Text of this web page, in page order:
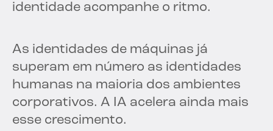
identidade acompanhe o ritmo.
As identidades de máquinas já
superam em número as identidades
humanas na maioria dos ambientes
corporativos. A IA acelera ainda mais
esse crescimento.